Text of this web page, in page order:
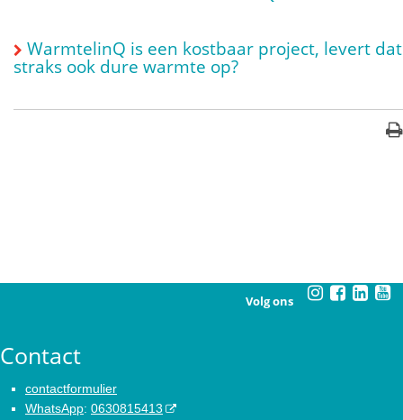
WarmtelinQ is een kostbaar project, levert dat
straks ook dure warmte op?
Volg ons
Contact
contactformulier
WhatsApp: 0630815413